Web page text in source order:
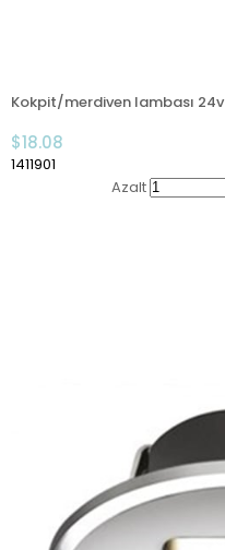
Kokpit/merdiven lambası 24v
$18.08
1411901
Azalt